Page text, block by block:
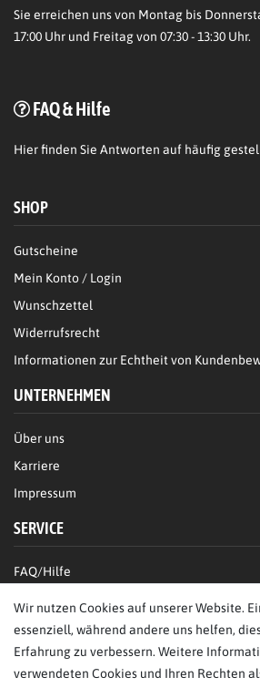
Sie erreichen uns von Montag bis
17:00 Uhr und Freitag von 07:30 - 13:30 Uhr.
FAQ & Hilfe
Hierfinden Sie Antworten auf häufig
SHOP
Gutscheine
Mein Konto / Login
Wunschzettel
Widerrufsrecht
Informationen zur Echtheit von
UNTERNEHMEN
Über uns
Karriere
Impressum
SERVICE
FAQ/Hilfe
Datenschutz
AGB
Wir nutzen Cookies auf unserer Website.
essenziell, während andere uns helfen,
Erfahrung zu verbessern. Weitere
verwendeten Cookies und Ihren Rechten